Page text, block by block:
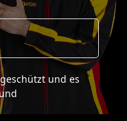
und es
und